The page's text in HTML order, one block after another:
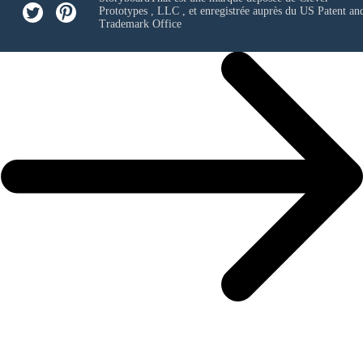
Prototypes , LLC, et enregistrée auprès du US Patent
Trademark Office